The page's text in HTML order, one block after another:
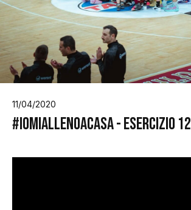
11/04/2020
#iomiallenoacasa - Esercizio 12